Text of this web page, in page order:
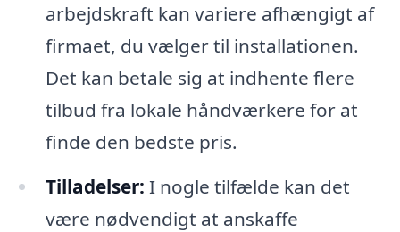
arbejdskraft kan variere afhængigt af
firmaet, du vælger til installationen.
Det kan betale sig at indhente flere
tilbud fra lokale håndværkere for at
finde den bedste pris.
Tilladelser: I nogle tilfælde kan det
være nødvendigt at anskaffe